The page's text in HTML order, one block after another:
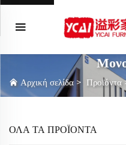
Αρχική σελίδα> Προϊόντα
ΟΛΑ ΤΑ ΠΡΟΪΟΝΤΑ